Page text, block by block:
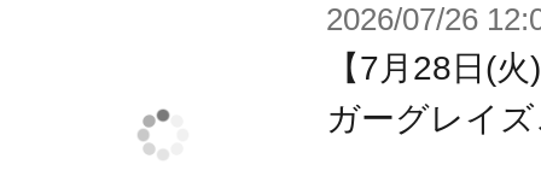
・フェイスパーツ６種（表情ディテ
・無表情フェイスパーツx3（表情デ
・Block2対応 Chaos ＆ Pretty専用コ
体用、武装用）
2026/07/26
【7月28日(
ガーグレイ